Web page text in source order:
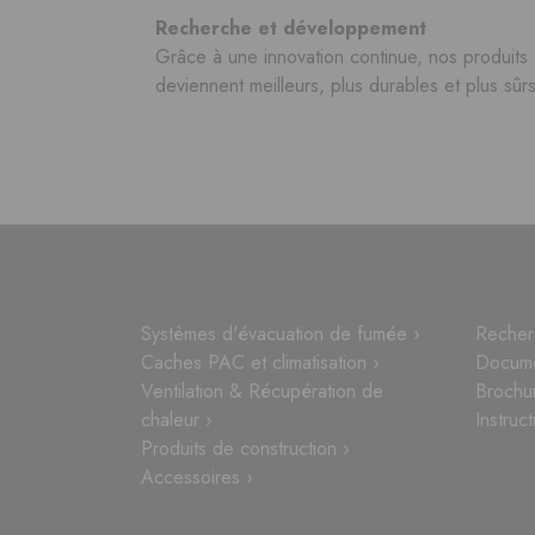
Recherche et développement
Grâce à une innovation continue, nos produits
deviennent meilleurs, plus durables et plus
Systèmes d'évacuation de fumée ›
Caches PAC et climatisation ›
Ventilation & Récupération de
chaleur ›
Produits de construction ›
Accessoires ›